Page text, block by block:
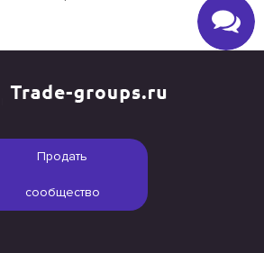
Продать
сообщество